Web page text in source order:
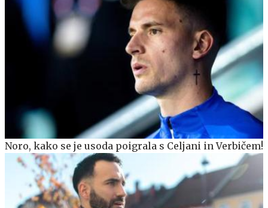
Noro, kako se je usoda poigrala s Celjani in Verbičem!